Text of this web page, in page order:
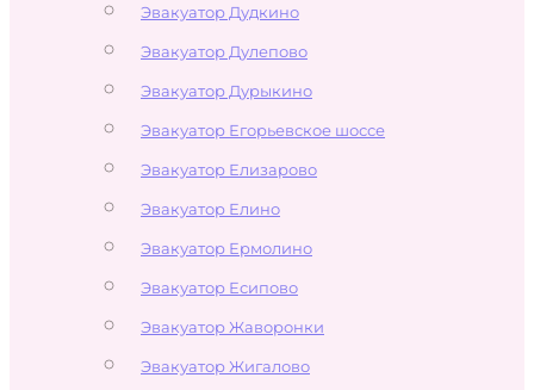
Эвакуатор Дудкино
Эвакуатор Дулепово
Эвакуатор Дурыкино
Эвакуатор Егорьевское шоссе
Эвакуатор Елизарово
Эвакуатор Елино
Эвакуатор Ермолино
Эвакуатор Есипово
Эвакуатор Жаворонки
Эвакуатор Жигалово